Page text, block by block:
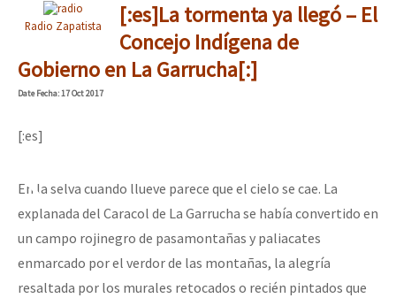
Radio Zapatista
[:es]La tormenta ya llegó – El
Concejo Indígena de
Gobierno en La Garrucha[:]
DateFecha: 17 Oct 2017
[:es]
En la selva cuando llueve parece que el cielo se cae. La
explanada del Caracol de La Garrucha se había convertido en
un campo rojinegro de pasamontañas y paliacates
enmarcado por el verdor de las montañas, la alegría
resaltada por los murales retocados o recién pintados que